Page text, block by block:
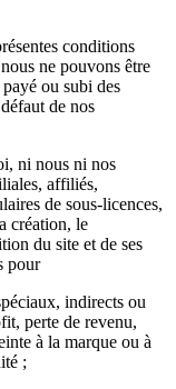
conditions
ne pouvons être
ou subi des
de nos
ni nous ni nos
affiliés,
de sous-licences,
création, le
du site et de ses
pour
indirects ou
perte de revenu,
à la marque ou à
;